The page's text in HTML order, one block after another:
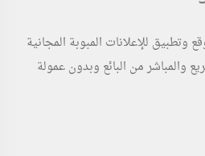
وتطبيق للإعلانات المبوبة المجانية
والمباشر من البائع وبدون عمولة